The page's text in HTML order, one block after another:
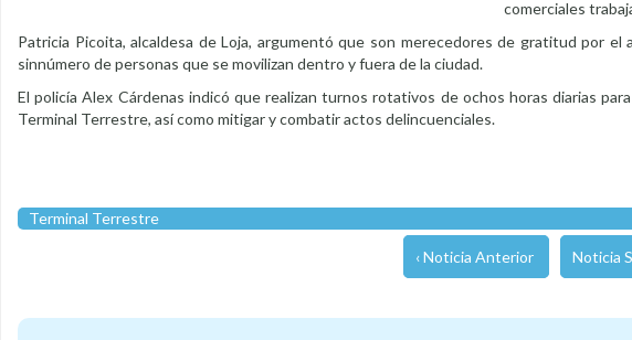
comerciales
Patricia Picoita, alcaldesa de Loja, argumentó que son merecedores de gratitud por
sinnúmero de personas que se movilizan dentro y fuera de la ciudad.
El policía Alex Cárdenas indicó que realizan turnos rotativos de ochos horas diarias
Terminal Terrestre, así como mitigar y combatir actos delincuenciales.
Terminal Terrestre
‹ Noticia Anterior Noticia